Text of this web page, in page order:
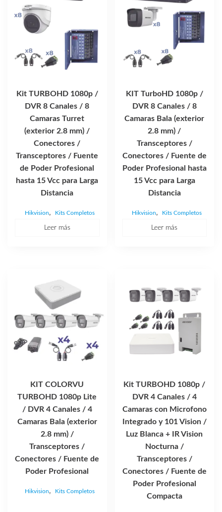
Kit TURBOHD 1080p /
DVR 8 Canales / 8
Camaras Turret
(exterior 2.8 mm) /
Conectores /
Transceptores / Fuente
de Poder Profesional
hasta 15 Vcc para Larga
Distancia
Hikvision, Kits Completos
Leer más
KIT TurboHD 1080p /
DVR 8 Canales / 8
Camaras Bala (exterior
2.8 mm) /
Transceptores /
Conectores / Fuente de
Poder Profesional hasta
15 Vcc para Larga
Distancia
Hikvision, Kits Completos
Leer más
KIT COLORVU
TURBOHD 1080p Lite
/ DVR 4 Canales / 4
Camaras Bala (exterior
2.8 mm) /
Transceptores /
Conectores / Fuente de
Poder Profesional
Hikvision, Kits Completos
Kit TURBOHD 1080p /
DVR 4 Canales / 4
Camaras con Microfono
Integrado y 101 Vision /
Luz Blanca + IR Vision
Nocturna /
Transceptores /
Conectores / Fuente de
Poder Profesional
Compacta